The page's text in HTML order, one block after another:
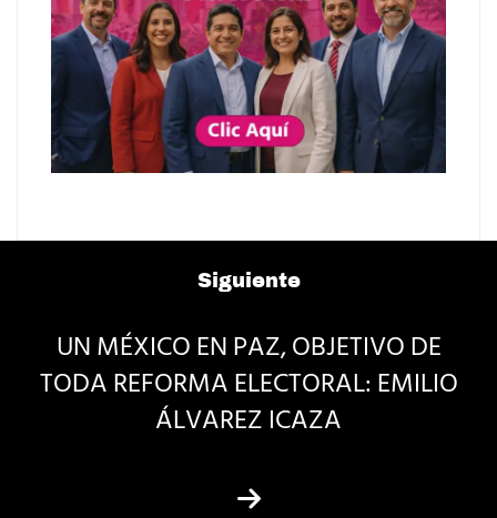
Siguiente
UN MÉXICO EN PAZ, OBJETIVO DE
TODA REFORMA ELECTORAL: EMILIO
ÁLVAREZ ICAZA